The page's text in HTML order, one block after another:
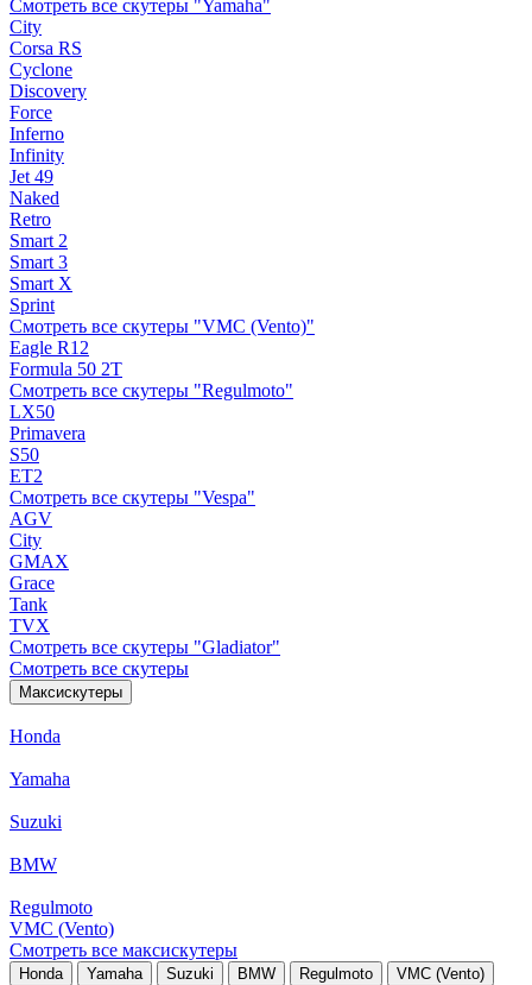
Смотреть все скутеры "Yamaha"
City
Corsa RS
Cyclone
Discovery
Force
Inferno
Infinity
Jet 49
Naked
Retro
Smart 2
Smart 3
Smart X
Sprint
Смотреть все скутеры "VMC (Vento)"
Eagle R12
Formula 50 2Т
Смотреть все скутеры "Regulmoto"
LX50
Primavera
S50
ET2
Смотреть все скутеры "Vespa"
AGV
City
GMAX
Grace
Tank
TVX
Смотреть все скутеры "Gladiator"
Смотреть все скутеры
Максискутеры
Honda
Yamaha
Suzuki
BMW
Regulmoto
VMC (Vento)
Смотреть все максискутеры
Honda Yamaha Suzuki BMW Regulmoto VMC (Vento)